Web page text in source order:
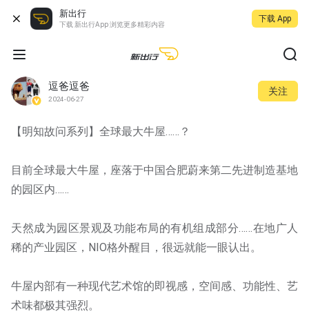
新出行
下载 新出行App 浏览更多精彩内容
下载 App
逗爸逗爸
2024-06-27
关注
【明知故问系列】全球最大牛屋……？
目前全球最大牛屋，座落于中国合肥蔚来第二先进制造基地
的园区内……
天然成为园区景观及功能布局的有机组成部分……在地广人
稀的产业园区，NIO格外醒目，很远就能一眼认出。
牛屋内部有一种现代艺术馆的即视感，空间感、功能性、艺
术味都极其强烈。